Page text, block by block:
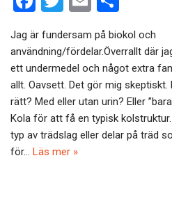
ce
b
o
o
k
tt
er
m
ail a
Jag är fundersam på biokol och
användning/fördelar.Överrallt där
ett undermedel och något extra
allt. Oavsett. Det gör mig skeptiskt.
rätt? Med eller utan urin? Eller
Kola för att få en typisk
typ av trädslag eller delar på träd
för… Läs mer »